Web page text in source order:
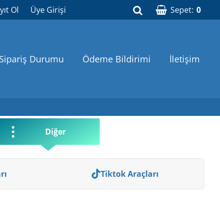
Sepet: 0
Ol Üye Girişi
Durumu Ödeme Bildirimi İletişim
Diğer
Tiktok Araçları